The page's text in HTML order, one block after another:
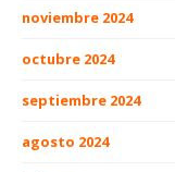
noviembre 2024
octubre 2024
septiembre 2024
agosto 2024